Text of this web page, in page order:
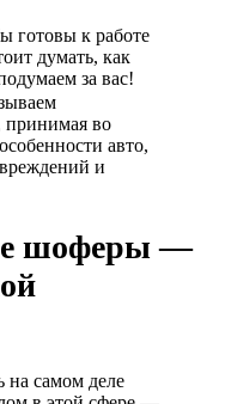
готовы к работе
думать, как
за вас!
во
авто,
и
шоферы —
на самом деле